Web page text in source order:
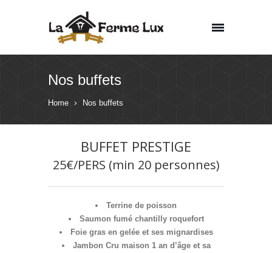
Nos buffets
Home Nos buffets
BUFFET PRESTIGE
25€/PERS (min 20 personnes)
Terrine de poisson
Saumon fumé chantilly roquefort
Foie gras en gelée et ses mignardises
Jambon Cru maison 1 an d’âge et sa